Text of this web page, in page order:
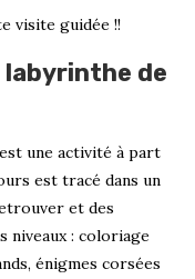
visite guidée !!
labyrinthe de
une activité à part
est tracé dans un
et des
niveaux : coloriage
énigmes corsées